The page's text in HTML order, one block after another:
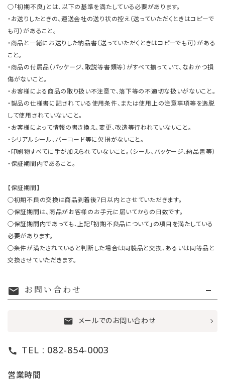
○「初期不良」とは、以下の基準を満たしている必要があります。
・お送りしたときの、運送会社の送り状の控え（送っていただくときはコピーで
も可）があること。
・商品と一緒にお送りした納品書（送っていただくときはコピーでも可）がある
こと。
・商品の付属品（パッケージ、取説等書類等）がすべて揃っていて、なおかつ損
傷がないこと。
・お客様による商品の取り扱い不注意で、落下等の不適切な扱いがないこと。
・製品の仕様書に記されている使用条件、または使用上の注意事項等を逸脱
して使用されていないこと。
・お客様によって情報の書き換え、変更、改造等行われていないこと。
・シリアルシール、バーコード等に欠損がないこと。
・印刷物すべてに手が加えられていないこと。（シール、パッケージ、納品書等）
・保証期間内であること。
【保証期間】
○初期不良の交換は商品到着後7日以内とさせていただきます。
○保証期間は、商品がお客様のお手元に届いてからの日数です。
○保証期間内であっても、上記「初期不良品について」の項目を満たしている
必要があります。
○条件が満たされていると判断した場合は同製品と交換、あるいは同等品と
交換させていただきます。
mail お問い合わせ
mail メールでのお問い合わせ
call TEL : 082-854-0003
営業時間